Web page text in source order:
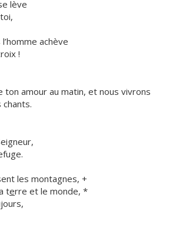
lève
achève
!
ton amour au matin, et nous vivrons
les montagnes, +
terre et le monde, *